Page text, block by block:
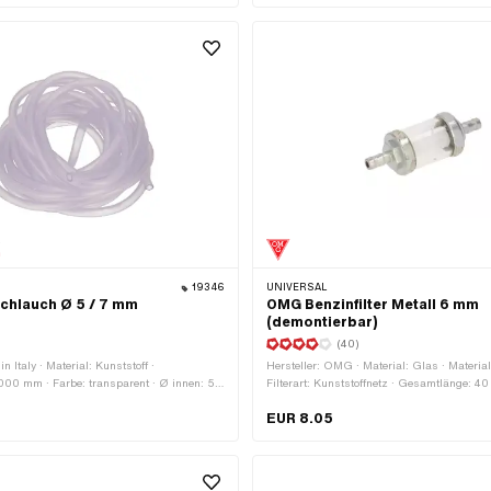
19346
Ø 5 / 7 mm
Italy · Material: Kunststoff ·
mm · Farbe: transparent · Ø innen: 5
mm
UNIVERSAL
OMG Benzinfilter Metall 6 mm
(demontierbar)
(40)
Hersteller: OMG · Material: Glas ·
Filterart: Kunststoffnetz · Gesamtlänge: 40
transparent · Farbe: weiss · Ø innen: 3.45
EUR 8.05